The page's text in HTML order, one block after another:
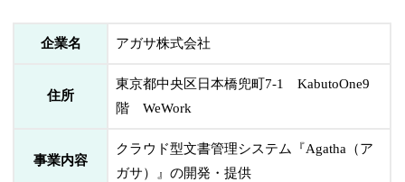
企業名 アガサ株式会社
住所
東京都中央区日本橋兜町7-1 KabutoOne9
階 WeWork
事業内容
クラウド型文書管理システム『Agatha（ア
ガサ）』の開発・提供